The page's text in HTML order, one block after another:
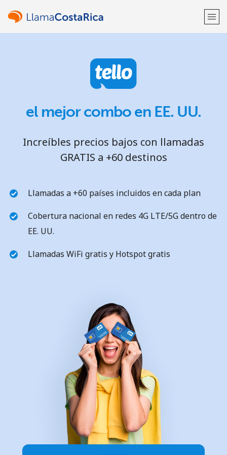
¡Bienvenido!
¿Ya tienes una cuenta? Inicia sesión →
Regístrate con
No se ha creado una contraseña
Una letra mayúscula y una minúscula
Un caracter especial
Mantente en contacto para recibir nuestras mejores
ofertas.
el mejor combo en EE. UU.
Increíbles precios bajos con llamadas
GRATIS a +60 destinos
Llamadas a +60 países incluidos en cada plan
Cobertura nacional en redes 4G LTE/5G dentro de
EE. UU.
Llamadas WiFi gratis y Hotspot gratis